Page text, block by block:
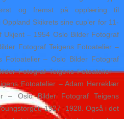
og fremst på opplæring til
Skikrets sine cup’er for 11-
– 1954 Oslo Bilder Fotograf
Fotograf Teigens Fotoatelier –
Fotoatelier – Oslo Bilder Fotograf
Fotograf Teigens Fotoatelier –
Fotoatelier – Adam Herreklær
– Oslo Bilder Fotograf Teigens
1927 -1928. Også i det